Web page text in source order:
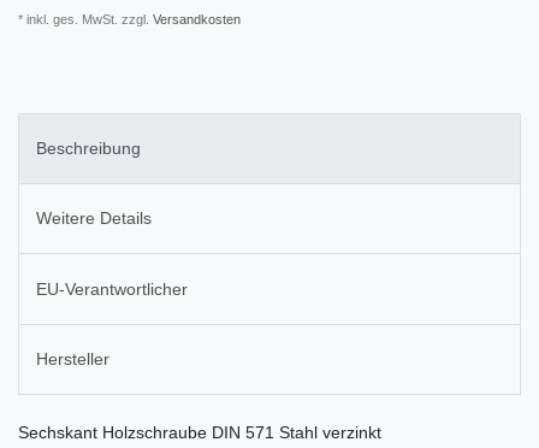
* inkl. ges. MwSt. zzgl. Versandkosten
Beschreibung
Weitere Details
EU-Verantwortlicher
Hersteller
Sechskant Holzschraube DIN 571 Stahl verzinkt